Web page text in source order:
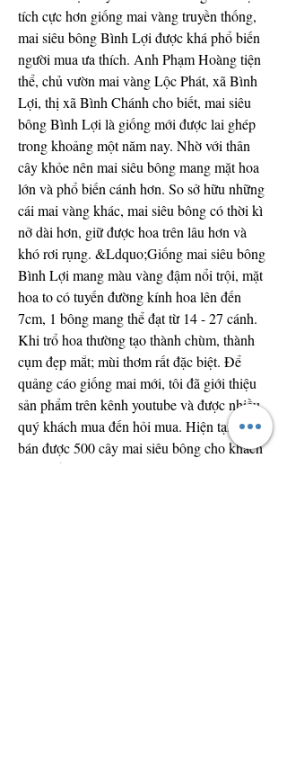
tích cực hơn giống mai vàng truyền thống,
mai siêu bông Bình Lợi được khá phổ biến
người mua ưa thích. Anh Phạm Hoàng tiện
thể, chủ vườn mai vàng Lộc Phát, xã Bình
Lợi, thị xã Bình Chánh cho biết, mai siêu
bông Bình Lợi là giống mới được lai ghép
trong khoảng một năm nay. Nhờ với thân
cây khỏe nên mai siêu bông mang mặt hoa
lớn và phổ biến cánh hơn. So sở hữu những
cái mai vàng khác, mai siêu bông có thời kì
nở dài hơn, giữ được hoa trên lâu hơn và
khó rơi rụng. &Ldquo;Giống mai siêu bông
Bình Lợi mang màu vàng đậm nổi trội, mặt
hoa to có tuyến đường kính hoa lên đến
7cm, 1 bông mang thể đạt từ 14 - 27 cánh.
Khi trổ hoa thường tạo thành chùm, thành
cụm đẹp mắt; mùi thơm rất đặc biệt. Để
quảng cáo giống mai mới, tôi đã giới thiệu
sản phẩm trên kênh youtube và được nhiều
quý khách mua đến hỏi mua. Hiện tại, tôi đã
bán được 500 cây mai siêu bông cho khách
chơi kiểng khắp cả nước với giá rẻ nhất là 2